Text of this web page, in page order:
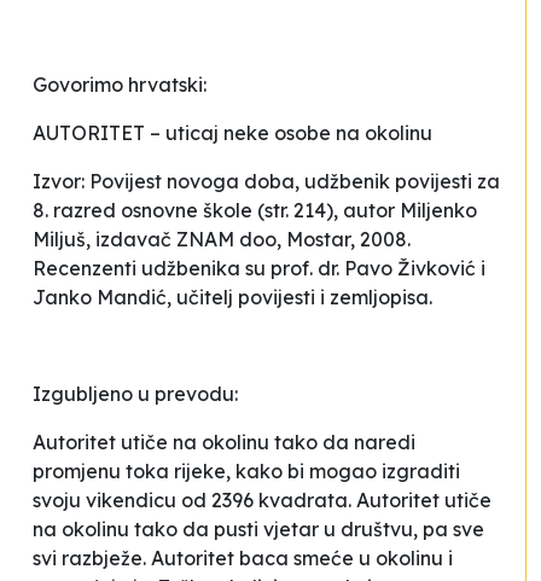
Govorimo hrvatski:
AUTORITET – uticaj neke osobe na okolinu
Izvor: Povijest novoga doba, udžbenik povijesti za
8. razred osnovne škole (str. 214), autor Miljenko
Miljuš, izdavač ZNAM doo, Mostar, 2008.
Recenzenti udžbenika su prof. dr. Pavo Živković i
Janko Mandić, učitelj povijesti i zemljopisa.
Izgubljeno u prevodu:
Autoritet utiče na okolinu tako da naredi
promjenu toka rijeke, kako bi mogao izgraditi
svoju vikendicu od 2396 kvadrata. Autoritet utiče
na okolinu tako da pusti vjetar u društvu, pa sve
svi razbježe. Autoritet baca smeće u okolinu i